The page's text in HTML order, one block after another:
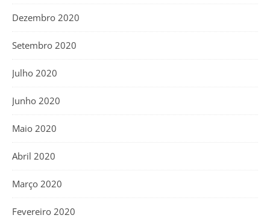
Dezembro 2020
Setembro 2020
Julho 2020
Junho 2020
Maio 2020
Abril 2020
Março 2020
Fevereiro 2020